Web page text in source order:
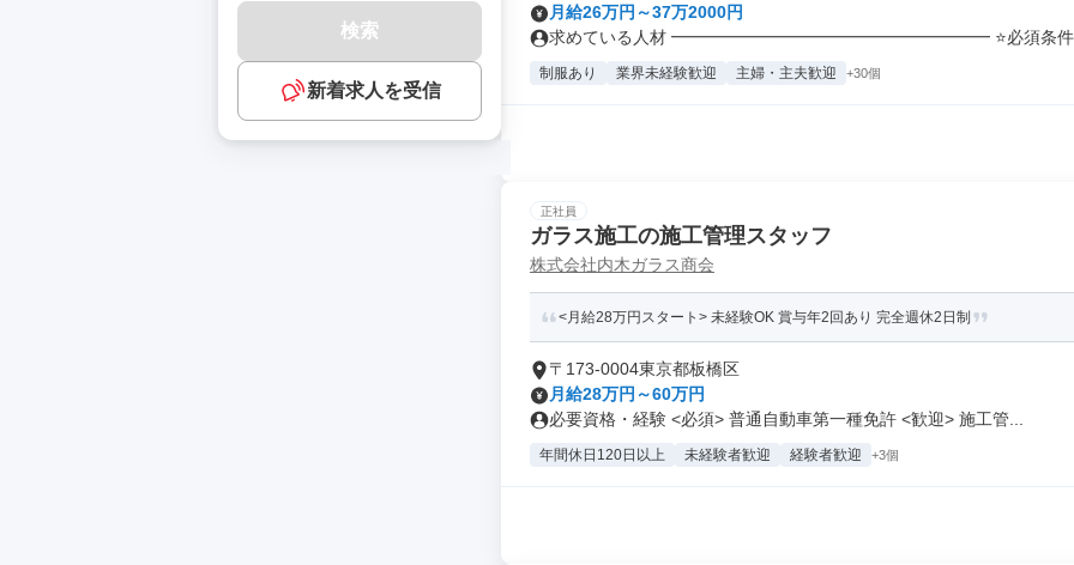
検索
新着求人を受信
月給26万円～37万2000円
求めている人材 ━━━━━━━━━━━━━━━━━━━ ⭐必須条件
制服あり 業界未経験歓迎 主婦・主夫歓迎 +30個
正社員
ガラス施工の施工管理スタッフ
株式会社内木ガラス商会
<月給28万円スタート> 未経験OK 賞与年2回あり 完全週休2日制
〒173-0004東京都板橋区
月給28万円～60万円
必要資格・経験 <必須> 普通自動車第一種免許 <歓迎> 施工管...
年間休日120日以上 未経験者歓迎 経験者歓迎 +3個